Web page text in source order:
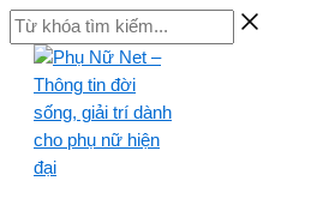
Skip
to
content
Từ
khóa
kiếm...